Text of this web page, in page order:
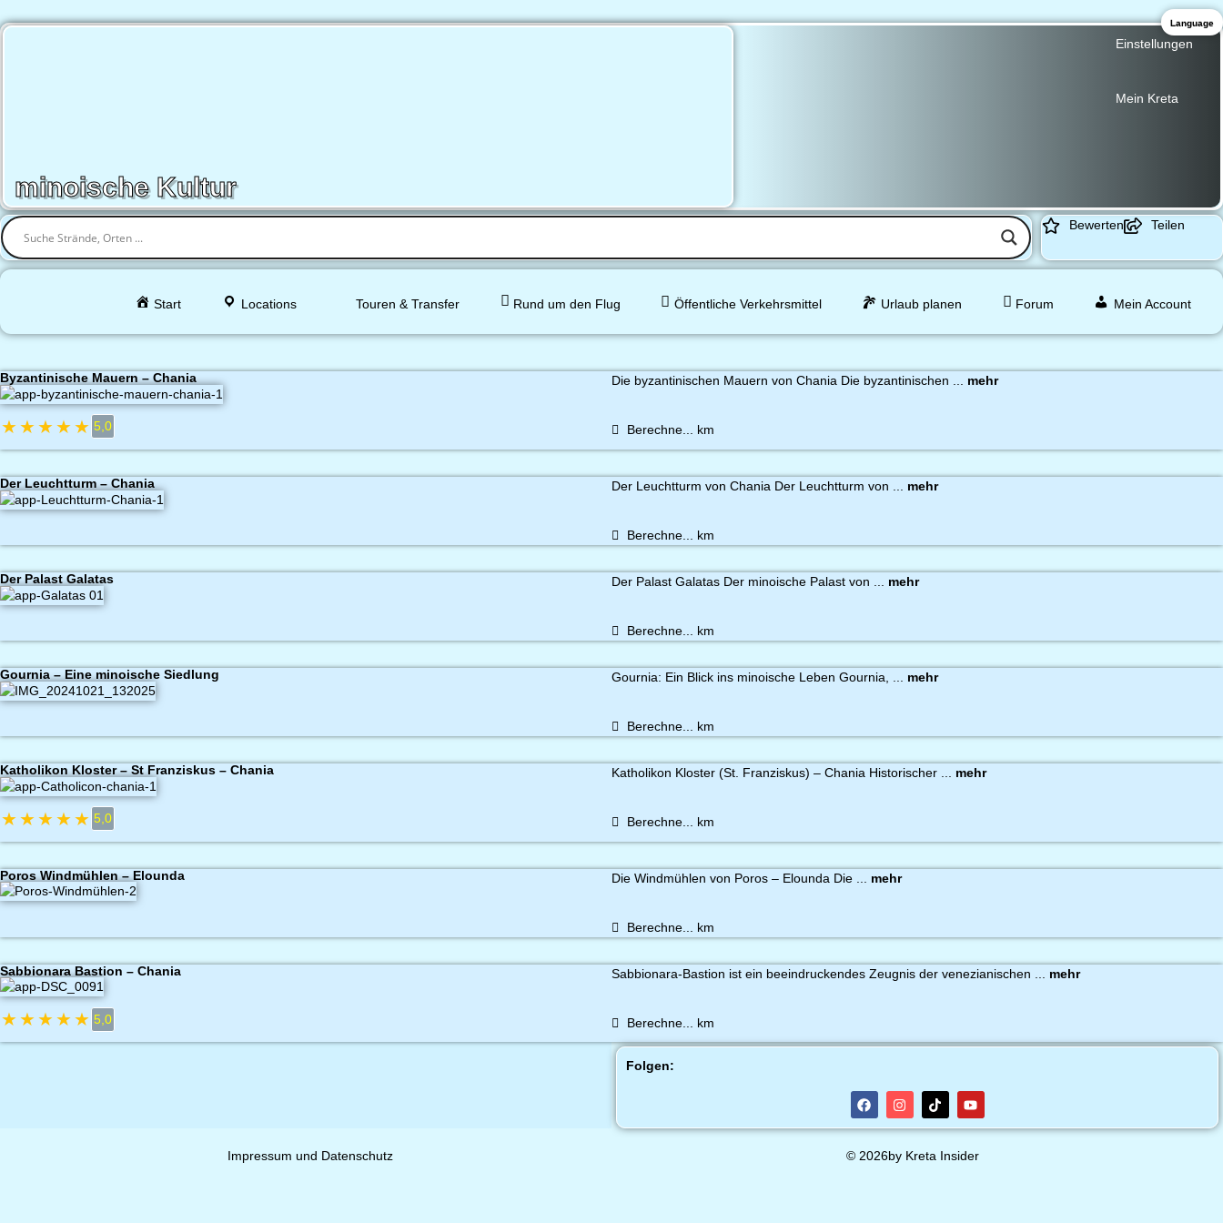
Einstellungen
Mein Kreta
minoische Kultur
Bewerten Teilen
Start Locations Touren & Transfer Rund um den Flug Öffentliche Verkehrsmittel Urlaub planen Forum Mein Account
Byzantinische Mauern – Chania
★★★★★ 5,0
Die byzantinischen Mauern von Chania Die byzantinischen ... mehr
Berechne... km
Der Leuchtturm – Chania Der Leuchtturm von Chania Der Leuchtturm von ... mehr
Berechne... km
Der Palast Galatas Der Palast Galatas Der minoische Palast von ... mehr
Berechne... km
Gournia – Eine minoische Siedlung Gournia: Ein Blick ins minoische Leben Gournia, ... mehr
Berechne... km
Katholikon Kloster – St Franziskus – Chania
★★★★★ 5,0
Katholikon Kloster (St. Franziskus) – Chania Historischer ... mehr
Berechne... km
Poros Windmühlen – Elounda Die Windmühlen von Poros – Elounda Die ... mehr
Berechne... km
Sabbionara Bastion – Chania
★★★★★ 5,0
Sabbionara-Bastion ist ein beeindruckendes Zeugnis der venezianischen ... mehr
Berechne... km
Folgen:
Impressum und Datenschutz © 2026by Kreta Insider
Language